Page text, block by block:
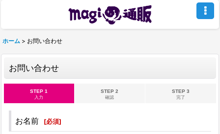
ホーム > お問い合わせ
お問い合わせ
STEP 1
入力
STEP 2
確認
STEP 3
完了
お名前 [必須]